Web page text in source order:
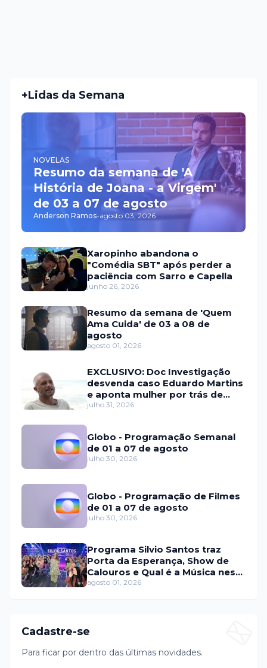
+Lidas da Semana
NOVELAS
Resumo da semana de 'A
História de Joana - a Virgem'
de 03 a 07 de agosto
Anderson Ramos-agosto 03, 2026
Xaropinho abandona o
"Comédia SBT" após perder a
paciência com Sarro e Capella
junho 26, 2026
Resumo da semana de 'Quem
Ama Cuida' de 03 a 08 de
agosto
agosto 01, 2026
EXCLUSIVO: Doc Investigação
desvenda caso Eduardo Martins
e aponta mulher por trás de
fraude internacional
julho 31, 2026
Globo - Programação Semanal
de 01 a 07 de agosto
julho 30, 2026
Globo - Programação de Filmes
de 01 a 07 de agosto
julho 30, 2026
Programa Silvio Santos traz
Porta da Esperança, Show de
Calouros e Qual é a Música neste
domingo (2)
agosto 01, 2026
Cadastre-se
Para ficar por dentro das últimas novidades.